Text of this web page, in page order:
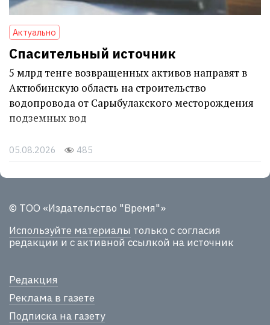
Актуально
Спасительный источник
5 млрд тенге возвращенных активов направят в
Актюбинскую область на строительство
водопровода от Сарыбулакского месторождения
подземных вод
05.08.2026 485
© ТОО «Издательство "Время"»
Используйте материалы только с согласия
редакции и с активной ссылкой на источник
Редакция
Реклама в газете
Подписка на газету